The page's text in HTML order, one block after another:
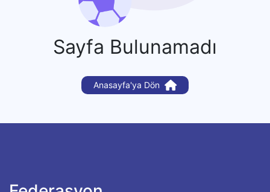
Sayfa Bulunamadı
Anasayfa'ya Dön